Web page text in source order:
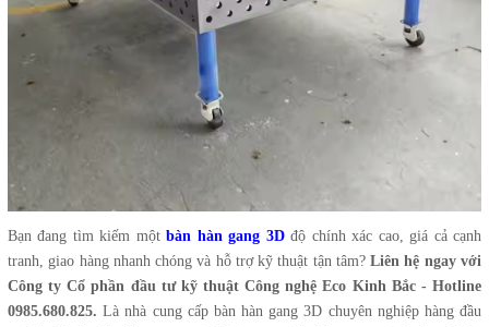
Bạn đang tìm kiếm mộtbàn hàn gang 3D độ chính xác cao, giá cả cạnh
tranh, giao hàng nhanh chóng và hỗ trợ kỹ thuật tận tâm?Liên hệ ngay với
Công ty Cổ phần đầu tư kỹ thuật Công nghệ Eco Kinh Bắc - Hotline
0985.680.825. Là nhà cung cấp bàn hàn gang 3D chuyên nghiệp hàng đầu